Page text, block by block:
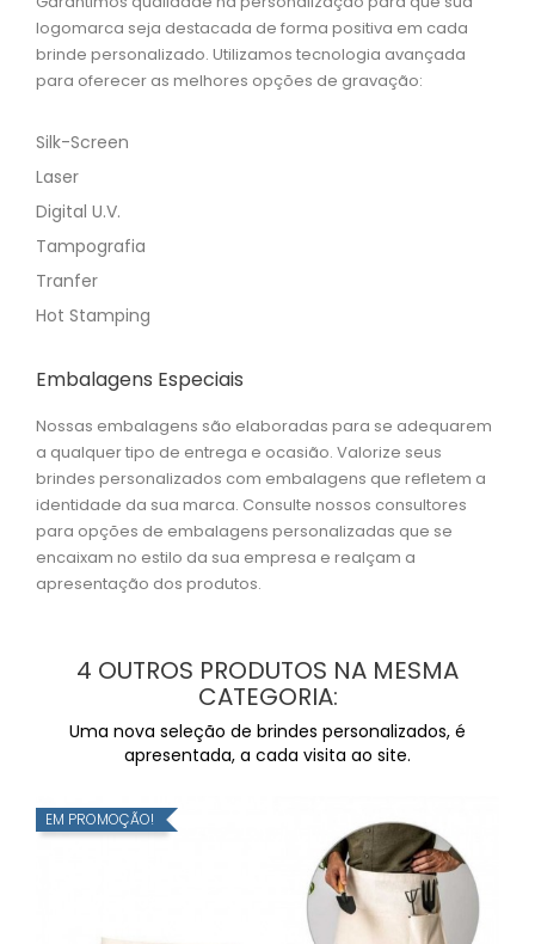
logomarca seja destacada de forma positiva em cada
brinde personalizado. Utilizamos tecnologia avançada
para oferecer as melhores opções de gravação:
Silk-Screen
Laser
Digital U.V.
Tampografia
Tranfer
Hot Stamping
Embalagens Especiais
Nossas embalagens são elaboradas para se adequarem
a qualquer tipo de entrega e ocasião. Valorize seus
brindes personalizados com embalagens que refletem a
identidade da sua marca. Consulte nossos consultores
para opções de embalagens personalizadas que se
encaixam no estilo da sua empresa e realçam a
apresentação dos produtos.
4 OUTROS PRODUTOS NA MESMA
CATEGORIA:
Uma nova seleção de brindes personalizados, é
apresentada, a cada visita ao site.
EM PROMOÇÃO!